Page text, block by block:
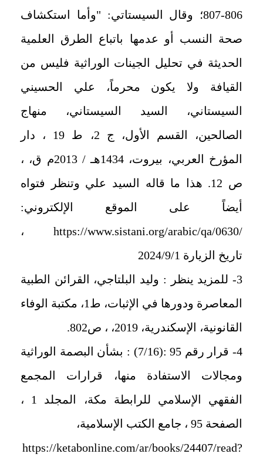
806-807؛ وقال السيستاتي: "وأما استكشاف
صحة النسب أو عدمها باتباع الطرق العلمية
الحديثة في تحليل الجينات الوراثية فليس من
القيافة ولا يكون محرماً، علي الحسيني
السيستاني، السيد السيستاني، منهاج
الصالحين، القسم الأول، ج 2، ط 19 ، دار
المؤرخ العربي، بيروت، 1434هـ / 2013م ق، ،
ص 12. هذا ما قاله السيد علي وتنظر فتواه
أيضاً على الموقع الإلكتروني:
/0630/https://www.sistani.org/arabic/qa ،
تاريخ الزيارة 2024/9/1
3- للمزيد ينظر : وليد البلتاجي، القرائن الطبية
المعاصرة ودورها في الإثبات، ط1، مكتبة الوفاء
القانونية، الإسكندرية، 2019، ، ص802.
4- قرار رقم 95 :(7/16) : بشأن البصمة الوراثية
ومجالات الاستفادة منها، قرارات المجمع
الفقهي الإسلامي للرابطة مكة، المجلد 1 ،
الصفحة 95 ، جامع الكتب الإسلامية،
https://ketabonline.com/ar/books/24407/read?